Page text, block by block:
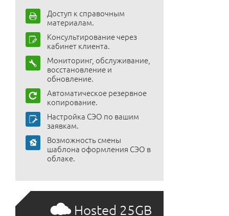
Доступ к справочным
материалам.
Консультирование через
кабинет клиента.
Мониторинг, обслуживание,
восстановление и
обновление.
Автоматическое резервное
копирование.
Настройка СЭО по вашим
заявкам.
Возможность смены
шаблона оформления СЭО в
облаке.
Hosted 25GB